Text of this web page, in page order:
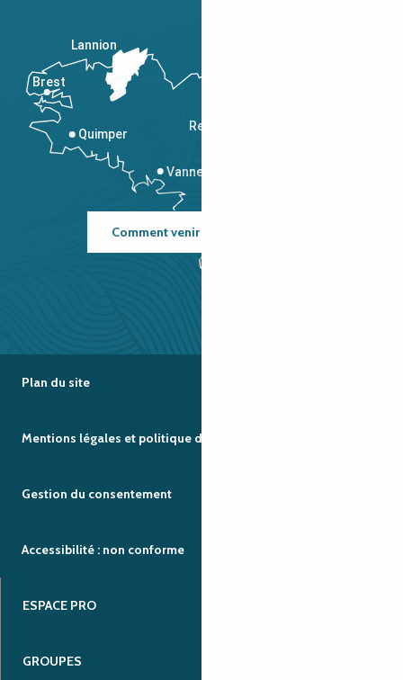
Rennes
Vannes
Quimper
Lannion
Brest
Comment venir ?
Plan du site
Mentions légales et politique de confidentialité
Gestion du consentement
Accessibilité : non conforme
ESPACE PRO
GROUPES